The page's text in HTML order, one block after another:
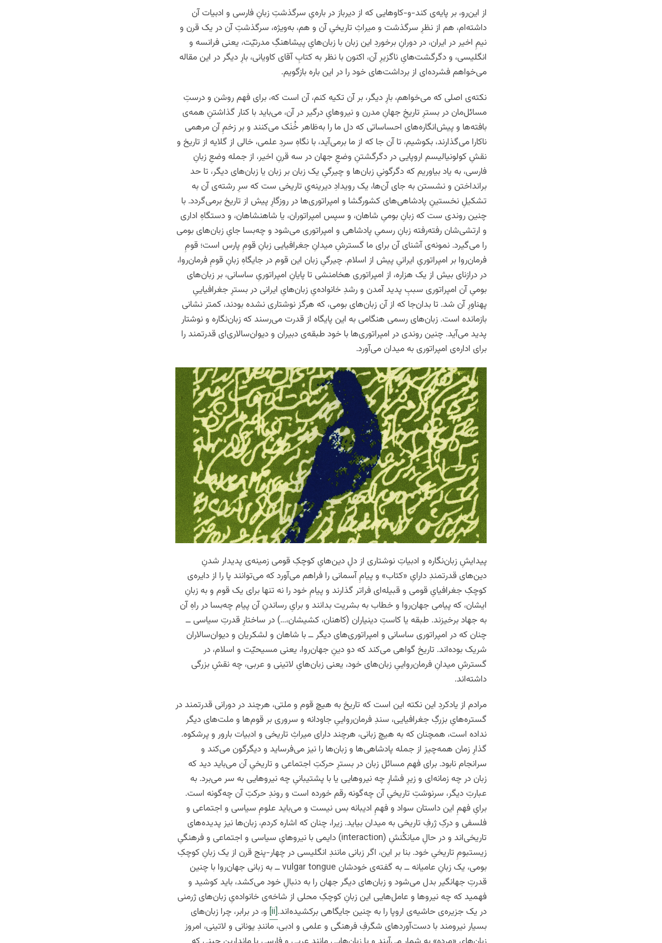
از این‌رو، بر پایه‌ی کند-و-کاوهایی که از دیرباز در باره‌یِ سرگذشتِ زبانِ فارسی و ادبیات آن
داشته‌ام، هم از نظرِ سرگذشت و میراثِ تاریخیِ آن و هم، به‌ویژه، سرگذشتِ آن در یک قرن و
نیمِ اخیر در ایران، در دورانِ برخوردِ این زبان با زبان‌هایِ پیشاهنگِ مدرنیّت، یعنی فرانسه و
انگلیسی، و دگرگشت‌هایِ ناگزیرِ آن، اکنون با نظر به کتابِ آقای کاویانی، بارِ دیگر در این مقاله
می‌خواهم فشرده‌ای از برداشت‌های خود را در این باره بازگویم.
نکته‌ی اصلی که می‌خواهم، بارِ دیگر، بر آن تکیه کنم، آن است که، برای فهم روشن و درستِ
مسائل‌مان در بسترِ تاریخِ جهانِ مدرن و نیروهایِ درگیر در آن، می‌باید با کنار گذاشتنِ همه‌ی
بافته‌ها و پیش‌انگاره‌های احساساتی که دل ما را به‌ظاهر خُنَک می‌کنند و بر زخمِ آن مرهمی
ناکارا می‌گذارند، بکوشیم، تا آن جا که از ما برمی‌آید، با نگاهِ سردِ علمی، خالی از گلایه از تاریخ و
نقشِ کولونیالیسم اروپایی در دگرگشتنِ وضعِ جهان در سه قرنِ اخیر، از جمله وضعِ زبانِ
فارسی، به یاد بیاوریم که دگرگونیِ زبان‌ها و چیرگیِ یک زبان بر زبان یا زبان‌های دیگر، تا حد
برانداختن‌ و نشستن به جای آن‌ها، یک رویدادِ دیرینه‌یِ تاریخی ست که سرِ رشته‌ی آن به
تشکیلِ نخستینِ پادشاهی‌های کشورگشا و امپراتوری‌ها در روزگارِ پیش از تاریخ برمی‌گردد. با
چنین روندی ست که زبانِ بومیِ شاهان، و سپس امپراتوران، یا شاهنشاهان، و دستگاهِ اداری
و ارتشی‌شان رفته‌رفته زبانِ رسمیِ پادشاهی و امپراتوری می‌شود و چه‌بسا جایِ زبان‌های بومی
را می‌گیرد. نمونه‌ی آشنای آن برای ما گسترشِ میدانِ جغرافیایی زبانِ قومِ پارس است؛ قومِ
فرمان‌روا بر امپراتوریِ ایرانیِ پیش از اسلام. چیرگیِ زبان این قوم در جایگاهِ زبانِ قومِ فرمان‌روا،
در درازنای بیش از یک هزاره، از امپراتوری هخامنشی تا پایانِ امپراتوریِ ساسانی، بر زبان‌های
بومیِ آن امپراتوری سببِ پدید آمدن و رشدِ خانواده‌یِ زبان‌هایِ ایرانی در بسترِ جغرافیاییِ
پهناورِ آن شد. تا بدان‌جا که از آن زبان‌های بومی، که هرگز نوشتاری نشده بودند، کمتر نشانی
بازمانده است. زبان‌های رسمی هنگامی به این پایگاه از قدرت می‌رسند که زبان‌نگاره و نوشتار
پدید می‌آید. چنین روندی در امپراتوری‌ها با خود طبقه‌ی دبیران و دیوان‌سالاری‌ای قدرتمند را
برای اداره‌ی امپراتوری به میدان می‌آورد.
پیدایشِ زبان‌نگاره و ادبیاتِ نوشتاری از دلِ دین‌هایِ کوچکِ قومی زمینه‌ی پدیدار شدنِ
دین‌های قدرتمندِ دارایِ «کتاب» و پیامِ آسمانی را فراهم می‌آورد که می‌توانند پا را از دایره‌ی
کوچکِ جغرافیایِ قومی و قبیله‌ای فراتر گذارند و پیامِ خود را نه تنها برای یک قوم و به زبانِ
ایشان، که پیامی جهان‌روا و خطاب به بشریت بدانند و برایِ رساندنِ آن پیام چه‌بسا در راهِ آن
به جهاد برخیزند. طبقه یا کاستِ دینیاران (کاهنان، کشیشان،…) در ساختارِ قدرتِ سیاسی ــ
چنان که در امپراتوری ساسانی و امپراتوری‌های دیگر ــ با شاهان و لشکریان و دیوان‌سالاران
شریک بوده‌اند. تاریخ گواهی می‌کند که دو دینِ جهان‌روا، یعنی مسیحیّت و اسلام، در
گسترشِ میدانِ فرمان‌رواییِ زبان‌های خود، یعنی زبان‌هایِ لاتینی و عربی، چه نقشِ بزرگی
داشته‌اند.
مرادم از یادکردِ این نکته این است که تاریخ به هیچ قوم و ملتی، هرچند در دورانی قدرتمند در
گستره‌هایِ بزرگِ جغرافیایی، سندِ فرمان‌رواییِ جاودانه و سروری بر قوم‌ها و ملت‌های دیگر
نداده است، همچنان که به هیچ زبانی، هرچند دارای میراثِ تاریخی و ادبیات بارور و پرشکوه.
گذارِ زمان همه‌چیز از جمله پادشاهی‌ها و زبان‌ها را نیز می‌فرساید و دیگرگون می‌کند و
سرانجام نابود. برای فهم مسائل زبان در بسترِ حرکتِ اجتماعی و تاریخیِ آن می‌باید دید که
زبان در چه زمانه‌ای و زیرِ فشارِ چه نیروهایی یا با پشتیبانیِ چه نیروهایی به سر می‌برد. به
عبارتِ دیگر، سرنوشتِ تاریخیِ آن چه‌گونه رقم خورده است و روندِ حرکتِ آن چه‌گونه است.
برایِ فهمِ این داستان سواد و فهمِ ادیبانه بس نیست و می‌باید علومِ سیاسی و اجتماعی و
فلسفی و درکِ ژرفِ تاریخی به میدان بیاید. زیرا، چنان که اشاره کردم، زبان‌ها نیز پدیده‌های
تاریخی‌اند و در حالِ میانکُنشِ (interaction) دایمی با نیروهایِ سیاسی و اجتماعی و فرهنگیِ
زیستبومِ تاریخیِ خود. بنا بر این، اگر زبانی مانندِ انگلیسی در چهار-پنج قرن از یک زبانِ کوچکِ
بومی، یک زبانِ عامیانه ــ به گفته‌ی خودشان vulgar tongueــ به زبانی جهان‌روا با چنین
قدرتِ جهانگیر بدل می‌شود و زبان‌های دیگر جهان را به دنبالِ خود می‌کشد، باید کوشید و
فهمید که چه نیروها و عامل‌هایی این زبانِ کوچکِ محلی از شاخه‌ی خانواده‌یِ زبان‌های ژرمنی
در یک جزیره‌ی حاشیه‌ی اروپا را به چنین جایگاهی برکشیده‌اند.[ii] و، در برابر، چرا زبان‌های
بسیار نیرومند با دست‌آوردهای شگرفِ فرهنگی و علمی و ادبی، مانندِ یونانی و لاتینی، امروز